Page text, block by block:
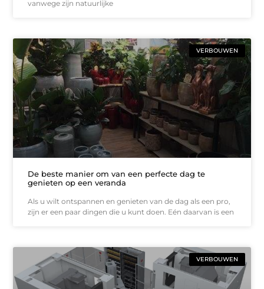
vanwege zijn natuurlijke
VERBOUWEN
De beste manier om van een perfecte dag te
genieten op een veranda
Als u wilt ontspannen en genieten van de dag als een pro,
zijn er een paar dingen die u kunt doen. Eén daarvan is een
VERBOUWEN